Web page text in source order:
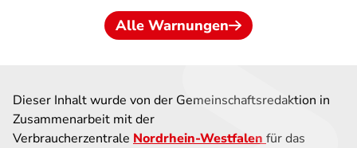
Alle Warnungen
Dieser Inhalt wurde von der Gemeinschaftsredaktion in
Zusammenarbeit mit der
Verbraucherzentrale Nordrhein-Westfalen für das